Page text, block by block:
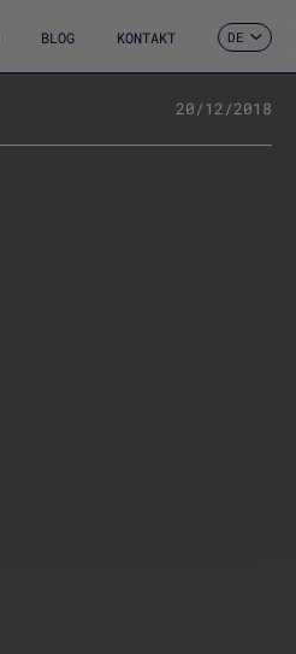
BLOG KONTAKT
EN
DE
IT
20/12/2018